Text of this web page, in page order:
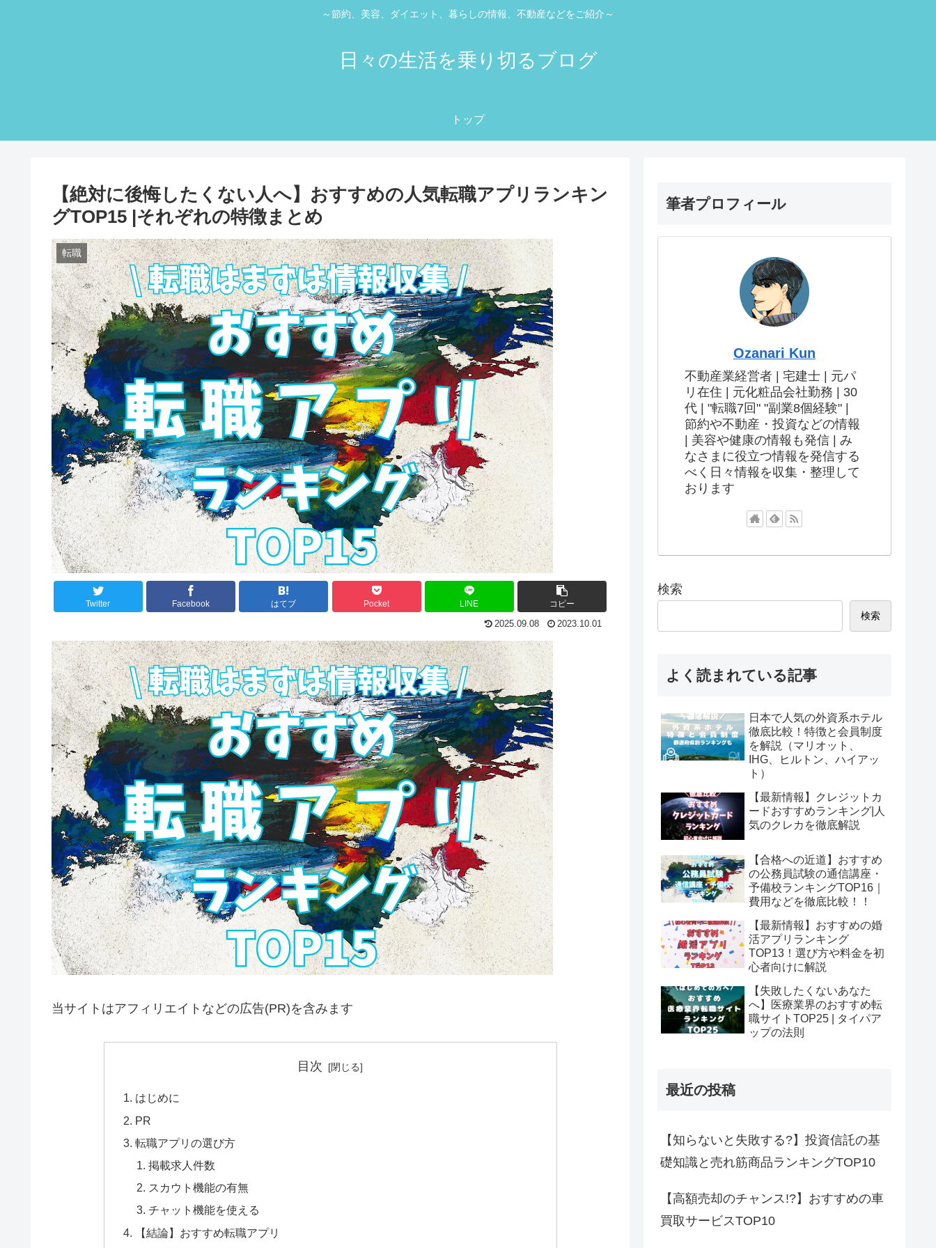
～節約、美容、ダイエット、暮らしの情報、不動産などをご紹介～
日々の生活を乗り切るブログ
トップ
【絶対に後悔したくない人へ】おすすめの人気転職アプリランキン
グTOP15 |それぞれの特徴まとめ
転職
Twitter Facebook はてブ Pocket LINE コピー
2025.09.08 2023.10.01
当サイトはアフィリエイトなどの広告(PR)を含みます
目次
はじめに
PR
転職アプリの選び方
掲載求人件数
スカウト機能の有無
チャット機能を使える
【結論】おすすめ転職アプリ
筆者プロフィール
Ozanari Kun
不動産業経営者 | 宅建士 | 元パ
リ在住 | 元化粧品会社勤務 | 30
代 | "転職7回" "副業8個経験" |
節約や不動産・投資などの情報
| 美容や健康の情報も発信 | み
なさまに役立つ情報を発信する
べく日々情報を収集・整理して
おります
検索
検索
よく読まれている記事
日本で人気の外資系ホテル
徹底比較！特徴と会員制度
を解説（マリオット、
IHG、ヒルトン、ハイアッ
ト）
【最新情報】クレジットカ
ードおすすめランキング|人
気のクレカを徹底解説
【合格への近道】おすすめ
の公務員試験の通信講座・
予備校ランキングTOP16｜
費用などを徹底比較！！
【最新情報】おすすめの婚
活アプリランキング
TOP13！選び方や料金を初
心者向けに解説
【失敗したくないあなた
へ】医療業界のおすすめ転
職サイトTOP25 | タイパア
ップの法則
最近の投稿
【知らないと失敗する?】投資信託の基
礎知識と売れ筋商品ランキングTOP10
【高額売却のチャンス!?】おすすめの車
買取サービスTOP10